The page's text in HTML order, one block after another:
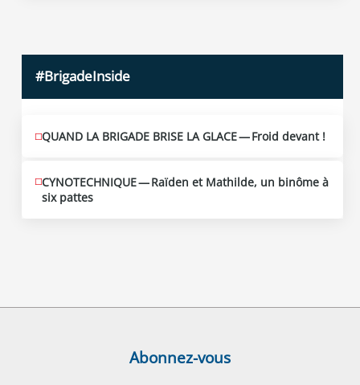
#BrigadeInside
QUAND LA BRIGADE BRISE LA GLACE — Froid devant !
CYNOTECHNIQUE — Raïden et Mathilde, un binôme à
six pattes
Abonnez-vous